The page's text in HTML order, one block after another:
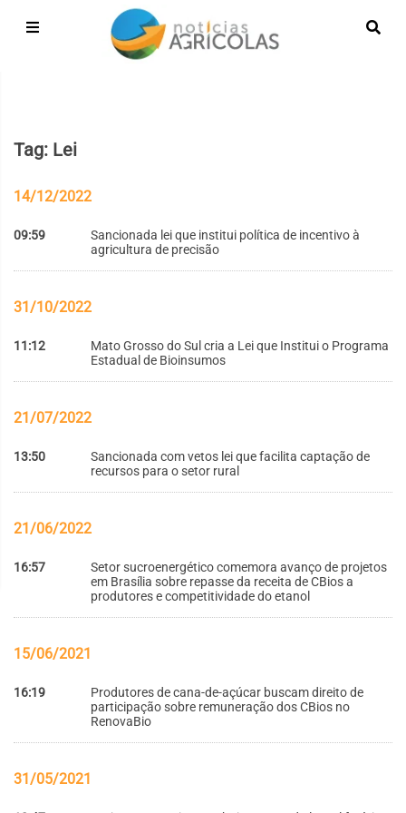
Tag: Lei
14/12/2022
09:59
Sancionada lei que institui política de incentivo à
agricultura de precisão
31/10/2022
11:12
Mato Grosso do Sul cria a Lei que Institui o Programa
Estadual de Bioinsumos
21/07/2022
13:50
Sancionada com vetos lei que facilita captação de
recursos para o setor rural
21/06/2022
16:57
Setor sucroenergético comemora avanço de projetos
em Brasília sobre repasse da receita de CBios a
produtores e competitividade do etanol
15/06/2021
16:19
Produtores de cana-de-açúcar buscam direito de
participação sobre remuneração dos CBios no
RenovaBio
31/05/2021